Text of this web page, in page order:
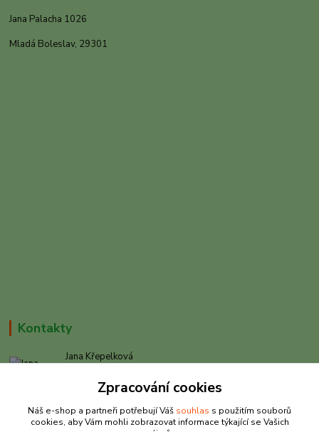
Jana Palacha 1026
Mladá Boleslav, 29301
Kontakty
Jana Křepelková
(Po-Pá, 9-17 hod. , So 9-12 hod.)
info@rybarkrepelkova.cz
Zpracování cookies
Náš e-shop a partneři potřebují Váš souhlas s použitím souborů
cookies, aby Vám mohli zobrazovat informace týkající se Vašich